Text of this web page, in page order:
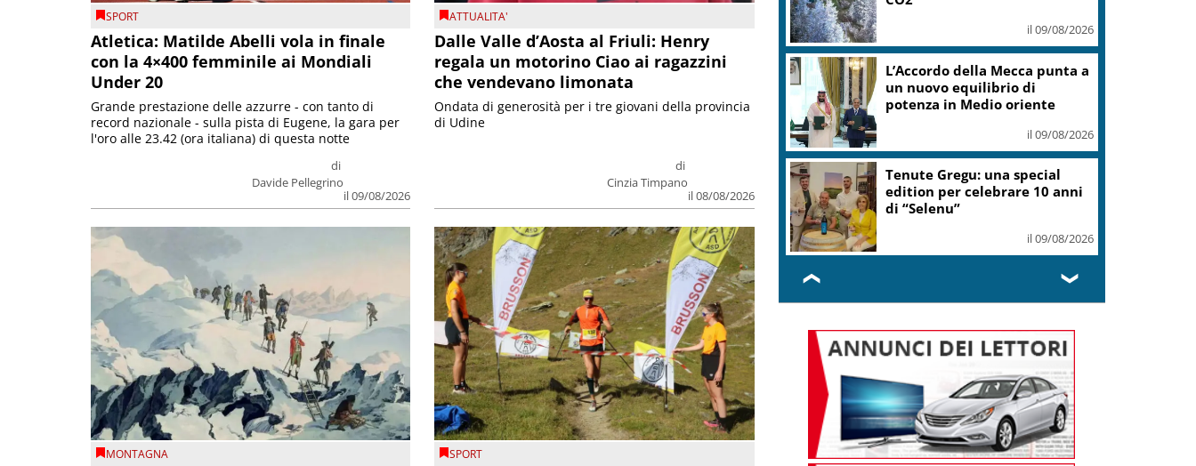
SPORT
Atletica: Matilde Abelli vola in finale
con la 4×400 femminile ai Mondiali
Under 20
di
Davide Pellegrino
il 09/08/2026
Grande prestazione delle azzurre - con tanto di
record nazionale - sulla pista di Eugene, la gara per
l'oro alle 23.42 (ora italiana) di questa notte
ATTUALITA'
Dalle Valle d’Aosta al Friuli: Henry
regala un motorino Ciao ai ragazzini
che vendevano limonata
di
Cinzia Timpano
il 08/08/2026
Ondata di generosità per i tre giovani della provincia
di Udine
MONTAGNA SPORT
il 09/08/2026
L’Accordo della Mecca punta a
un nuovo equilibrio di
potenza in Medio oriente
il 09/08/2026
Tenute Gregu: una special
edition per celebrare 10 anni
di “Selenu”
il 09/08/2026
❮ ❯